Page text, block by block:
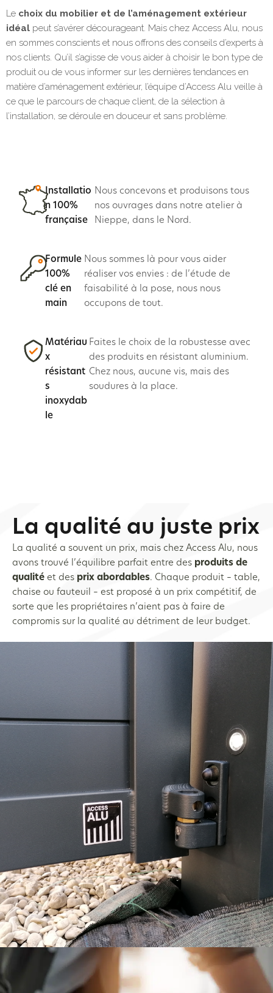
Le choix du mobilier et de l’aménagement extérieur
idéal peut s’avérer décourageant. Mais chez Access Alu, nous
en sommes conscients et nous offrons des conseils d’experts à
nos clients. Qu’il s’agisse de vous aider à choisir le bon type de
produit ou de vous informer sur les dernières tendances en
matière d’aménagement extérieur, l’équipe d’Access Alu veille à
ce que le parcours de chaque client, de la sélection à
l’installation, se déroule en douceur et sans problème.
Installatio
n 100%
française
Nous concevons et produisons tous
nos ouvrages dans notre atelier à
Nieppe, dans le Nord.
Formule
100%
clé en
main
Nous sommes là pour vous aider
réaliser vos envies : de l’étude de
faisabilité à la pose, nous nous
occupons de tout.
Matériau
x
résistant
s
inoxydab
le
Faites le choix de la robustesse avec
des produits en résistant aluminium.
Chez nous, aucune vis, mais des
soudures à la place.
La qualité au juste prix
La qualité a souvent un prix, mais chez Access Alu, nous
avons trouvé l’équilibre parfait entre des produits de
qualité et des prix abordables. Chaque produit – table,
chaise ou fauteuil – est proposé à un prix compétitif, de
sorte que les propriétaires n’aient pas à faire de
compromis sur la qualité au détriment de leur budget.